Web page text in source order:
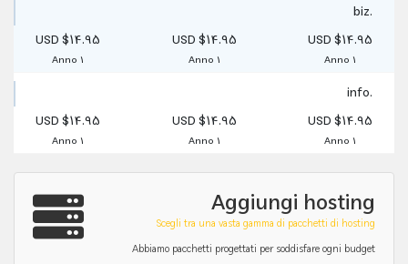
.biz
$14.95 USD
1 Anno
$14.95 USD
1 Anno
$14.95 USD
1 Anno
.info
$14.95 USD
1 Anno
$14.95 USD
1 Anno
$14.95 USD
1 Anno
Aggiungi hosting
Scegli tra una vasta gamma di pacchetti di hosting
Abbiamo pacchetti progettati per soddisfare ogni budget